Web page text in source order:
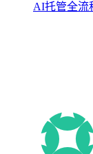
AI托管全流